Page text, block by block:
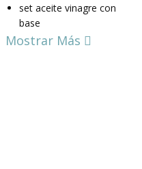
set aceite vinagre con
base
Mostrar Más